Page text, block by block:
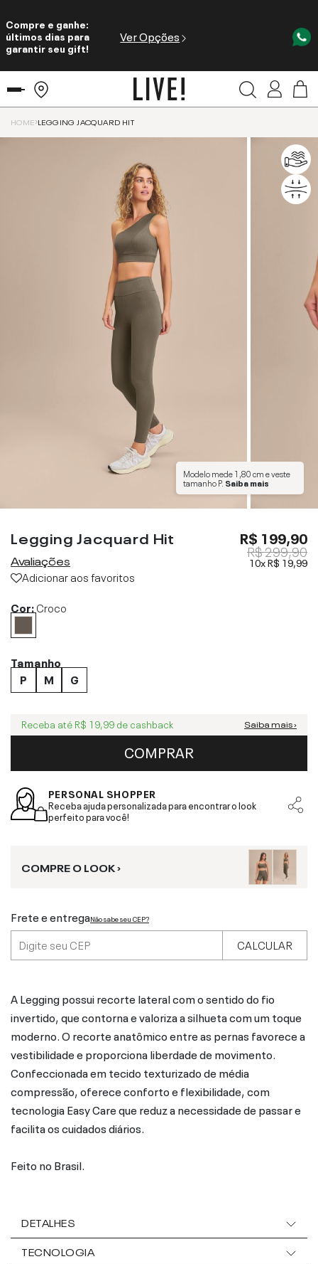
Compre e ganhe:
últimos dias para
garantir seu gift!
Ver Opções
HOME LEGGING JACQUARD HIT
Modelo mede1,80 cme veste
tamanhoP. Saiba mais
Legging Jacquard Hit
Avaliações
Adicionar aos favoritos
R$ 199,90
R$ 299,90
10xR$ 19,99
Cor:Croco
Tamanho
P
M G
Receba até R$ 19,99 de cashback Saiba mais ›
COMPRAR
PERSONAL SHOPPER
Receba ajuda personalizada para encontrar o look
perfeito para você!
COMPRE O LOOK ›
Frete e entregaNão sabe seu CEP?
CALCULAR
A Legging possui recorte lateral com o sentido do fio
invertido, que contorna e valoriza a silhueta com um toque
moderno. O recorte anatômico entre as pernas favorece a
vestibilidade e proporciona liberdade de movimento.
Confeccionada em tecido texturizado de média
compressão, oferece conforto e flexibilidade, com
tecnologia Easy Care que reduz a necessidade de passar e
facilita os cuidados diários.
Feito no Brasil.
DETALHES
TECNOLOGIA